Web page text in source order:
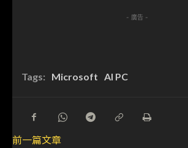
- 廣告 -
Tags: Microsoft AI PC
前一篇文章